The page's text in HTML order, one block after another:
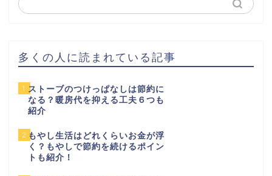
多くの人に読まれている記事
1 ストーブのつけっぱなしは節約に
なる？暖房代を抑える工夫６つも
紹介
2 もやし生活はどれくらいお金が浮
く？もやしで節約を続けるポイン
トも紹介！